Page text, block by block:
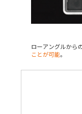
ローアングルから
ことが可能。